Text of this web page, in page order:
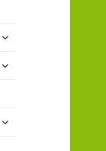
untermenü
untermenü
untermenü